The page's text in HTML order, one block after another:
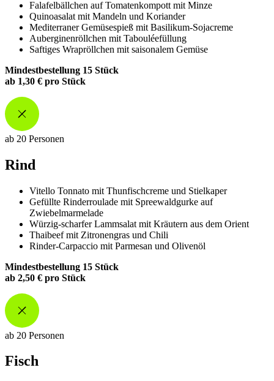
Falafelbällchen auf Tomatenkompott mit Minze
Quinoasalat mit Mandeln und Koriander
Mediterraner Gemüsespieß mit Basilikum-Sojacreme
Auberginenröllchen mit Tabouléefüllung
Saftiges Wrapröllchen mit saisonalem Gemüse
Mindestbestellung 15 Stück
ab 1,30 € pro Stück
ab 20 Personen
Rind
Vitello Tonnato mit Thunfischcreme und Stielkaper
Gefüllte Rinderroulade mit Spreewaldgurke auf
Zwiebelmarmelade
Würzig-scharfer Lammsalat mit Kräutern aus dem Orient
Thaibeef mit Zitronengras und Chili
Rinder-Carpaccio mit Parmesan und Olivenöl
Mindestbestellung 15 Stück
ab 2,50 € pro Stück
ab 20 Personen
Fisch